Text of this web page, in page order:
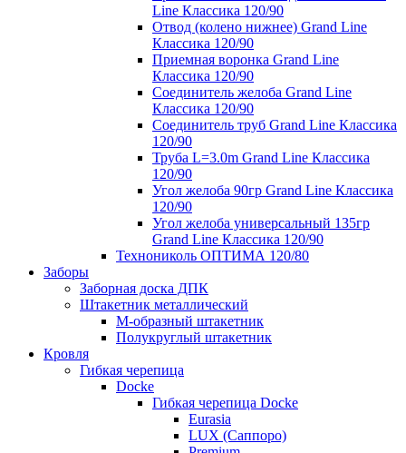
Line Классика 120/90
Отвод (колено нижнее) Grand Line
Классика 120/90
Приемная воронка Grand Line
Классика 120/90
Соединитель желоба Grand Line
Классика 120/90
Соединитель труб Grand Line Классика
120/90
Труба L=3.0m Grand Line Классика
120/90
Угол желоба 90гр Grand Line Классика
120/90
Угол желоба универсальный 135гр
Grand Line Классика 120/90
Технониколь ОПТИМА 120/80
Заборы
Заборная доска ДПК
Штакетник металлический
М-образный штакетник
Полукруглый штакетник
Кровля
Гибкая черепица
Docke
Гибкая черепица Docke
Eurasia
LUX (Саппоро)